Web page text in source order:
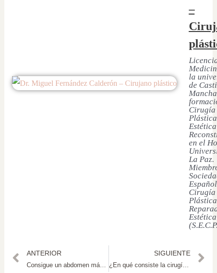
–
la
de
Cirugía
en el
La Paz.
Cirugía
Estética
ANTERIOR
Consigue un abdomen más estilizado con la abdominoplastia
SIGUIENTE
¿En qué consiste la cirugía de reasignación de sexo?